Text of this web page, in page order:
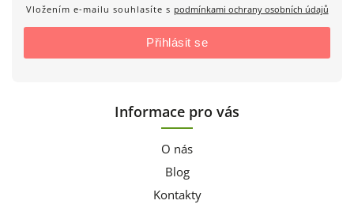
Vložením e-mailu souhlasíte s podmínkami ochrany osobních údajů
Přihlásit se
Informace pro vás
O nás
Blog
Kontakty